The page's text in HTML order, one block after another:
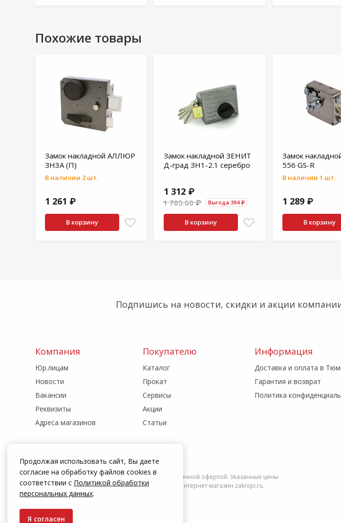
Похожие товары
Замок накладной АЛЛЮР
ЗН3А (П)
В наличии 2 шт.
1 261 ₽
В корзину
Замок накладной ЗЕНИТ
Д-град ЗН1-2.1 серебро
1 312 ₽
1 705.60 ₽ Выгода 394 ₽
В корзину
Замок
556 GS-R
В наличии 1 шт.
1 289 ₽
В корзину
Подпишись на новости, скидки и акции
Компания
Юр.лицам
Новости
Вакансии
Реквизиты
Адреса магазинов
Покупателю
Каталог
Прокат
Сервисы
Акции
Статьи
Информация
Доставка и оплата в
Гарантия и возврат
Политика
Информация на сайте zakrepi.ru не является публичной офертой. Указанные цены
действуют только при оформлении заказа через интернет-магазин zakrepi.ru.
Продолжая использовать сайт, Вы даете
согласие на обработку файлов cookies в
соответствии с Политикой обработки
персональных данных.
Я согласен